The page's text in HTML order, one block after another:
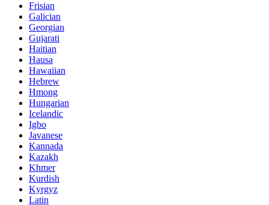
Frisian
Galician
Georgian
Gujarati
Haitian
Hausa
Hawaiian
Hebrew
Hmong
Hungarian
Icelandic
Igbo
Javanese
Kannada
Kazakh
Khmer
Kurdish
Kyrgyz
Latin